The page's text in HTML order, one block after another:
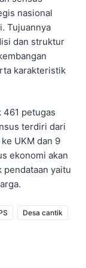
nasional
Tujuannya
dan struktur
karakteristik
461 petugas
terdiri dari
UKM dan 9
ekonomi akan
yaitu
Desa cantik